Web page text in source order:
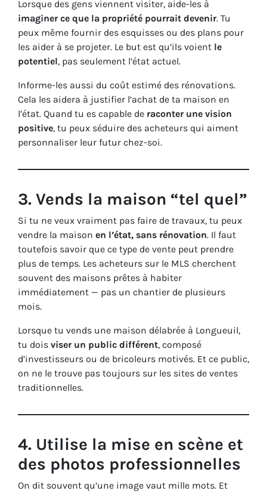
Lorsque des gens viennent visiter, aide-les à
imaginer ce que la propriété pourrait devenir. Tu
peux même fournir des esquisses ou des plans pour
les aider à se projeter. Le but est qu’ils voient le
potentiel, pas seulement l’état actuel.
Informe-les aussi du coût estimé des rénovations.
Cela les aidera à justifier l’achat de ta maison en
l’état. Quand tu es capable de raconter une vision
positive, tu peux séduire des acheteurs qui aiment
personnaliser leur futur chez-soi.
3. Vends la maison “tel quel”
Si tu ne veux vraiment pas faire de travaux, tu peux
vendre la maison en l’état, sans rénovation. Il faut
toutefois savoir que ce type de vente peut prendre
plus de temps. Les acheteurs sur le MLS cherchent
souvent des maisons prêtes à habiter
immédiatement — pas un chantier de plusieurs
mois.
Lorsque tu vends une maison délabrée à Longueuil,
tu dois viser un public différent, composé
d’investisseurs ou de bricoleurs motivés. Et ce public,
on ne le trouve pas toujours sur les sites de ventes
traditionnelles.
4. Utilise la mise en scène et
des photos professionnelles
On dit souvent qu’une image vaut mille mots. Et